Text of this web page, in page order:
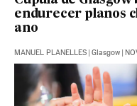
endurecer planos
ano
MANUEL PLANELLES | Glasgow |